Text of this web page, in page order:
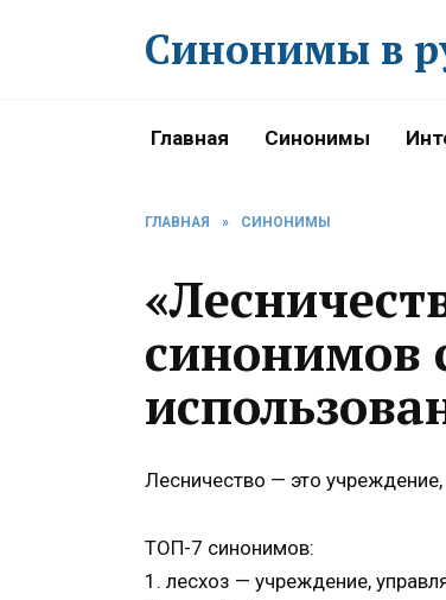
Синонимы в
Главная Синонимы
ГЛАВНАЯ » СИНОНИМЫ
синонимов
Лесничество — это
ТОП-7 синонимов:
1. лесхоз — учреждение,